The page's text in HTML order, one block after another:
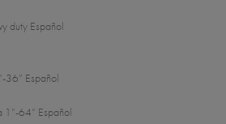
duty Español
36” Español
1”-64” Español